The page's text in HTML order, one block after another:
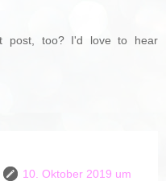
post, too? I'd love to hear
10. Oktober 2019 um